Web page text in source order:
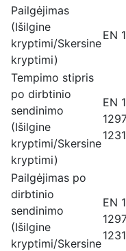
Pailgėjimas
(Išilgine
kryptimi/Skersine
kryptimi)
EN
Tempimo stipris
po dirbtinio
sendinimo
(Išilgine
kryptimi/Skersine
kryptimi)
EN
Pailgėjimas po
dirbtinio
sendinimo
(Išilgine
kryptimi/Skersine
EN